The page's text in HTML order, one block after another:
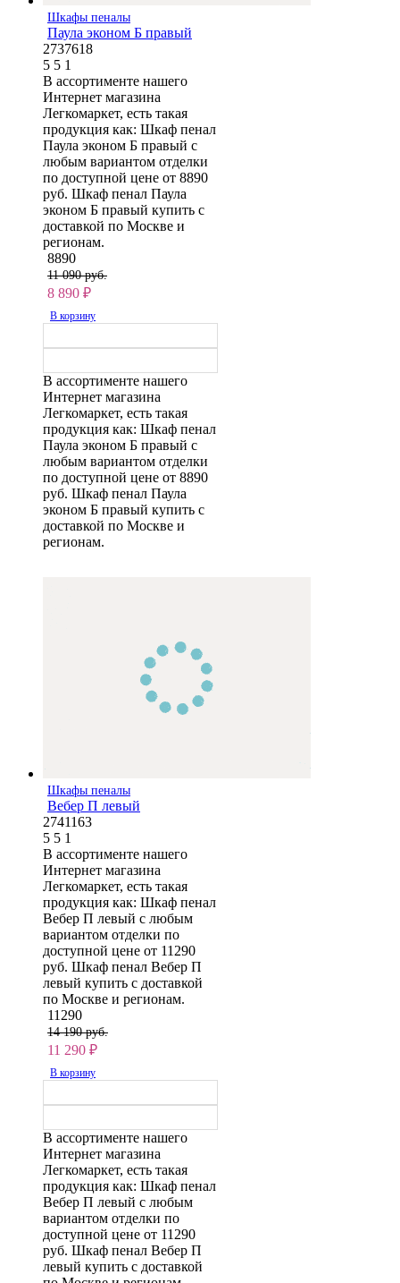
Шкафы пеналы
Паула эконом Б правый
2737618
5 5 1
В ассортименте нашего
Интернет магазина
Легкомаркет, есть такая
продукция как: Шкаф пенал
Паула эконом Б правый с
любым вариантом отделки
по доступной цене от 8890
руб. Шкаф пенал Паула
эконом Б правый купить с
доставкой по Москве и
регионам.
8890
11 090 руб.
8 890 ₽
В корзину
В ассортименте нашего
Интернет магазина
Легкомаркет, есть такая
продукция как: Шкаф пенал
Паула эконом Б правый с
любым вариантом отделки
по доступной цене от 8890
руб. Шкаф пенал Паула
эконом Б правый купить с
доставкой по Москве и
регионам.
Шкафы пеналы
Вебер П левый
2741163
5 5 1
В ассортименте нашего
Интернет магазина
Легкомаркет, есть такая
продукция как: Шкаф пенал
Вебер П левый с любым
вариантом отделки по
доступной цене от 11290
руб. Шкаф пенал Вебер П
левый купить с доставкой
по Москве и регионам.
11290
14 190 руб.
11 290 ₽
В корзину
В ассортименте нашего
Интернет магазина
Легкомаркет, есть такая
продукция как: Шкаф пенал
Вебер П левый с любым
вариантом отделки по
доступной цене от 11290
руб. Шкаф пенал Вебер П
левый купить с доставкой